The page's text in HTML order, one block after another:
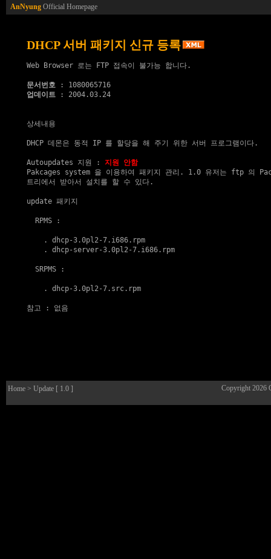
AnNyung Official Homepage
DHCP 서버 패키지 신규 등록
Web Browser 로는 FTP 접속이 불가능 합니다.
문서번호
업데이트 : 2004.03.24
상세내용
DHCP 데몬은 동적 IP 를 할당을 해 주기 위한 서버 프로그램이다.
Autoupdates 지원 : 지원 안함
Pakcages system 을 이용하여 패키지 관리. 1.0 유저는 ftp 의
트리에서 받아서 설치를 할 수 있다.
update 패키지
  RPMS :
    .
dhcp-3.0pl2-7.i686.rpm
    .
dhcp-server-3.0pl2-7.i686.rpm
  SRPMS :
    .
dhcp-3.0pl2-7.src.rpm
참고 : 없음
Home > Update [ 1.0 ] Copyright 2026